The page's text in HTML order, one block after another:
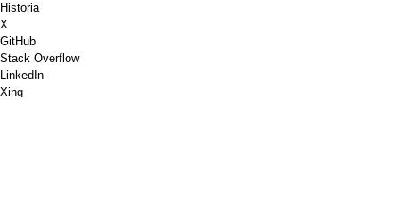
Historia
X
GitHub
Stack Overflow
LinkedIn
Xing